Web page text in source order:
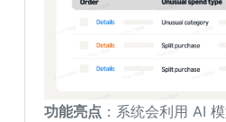
功能亮点 ：系统会利用 AI